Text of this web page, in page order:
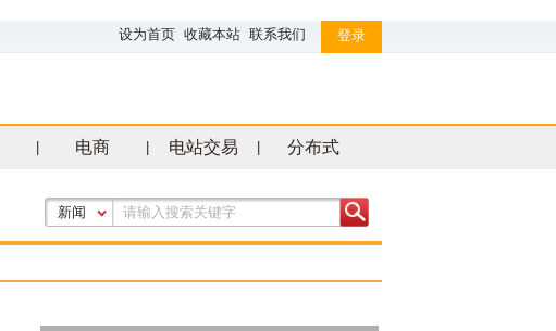
设为首页 收藏本站 联系我们 登录
电商 电站交易 分布式
新闻